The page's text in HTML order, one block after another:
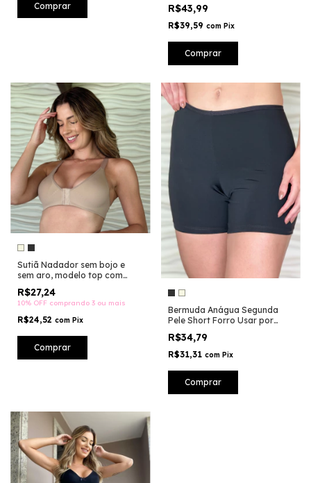
Comprar R$43,99
R$39,59 com Pix
Comprar
Sutiã Nadador sem bojo e
sem aro, modelo top com
R$27,24
10% OFF comprando 3 ou mais
R$24,52 com Pix
Comprar
Bermuda Anágua Segunda
Pele Short Forro Usar por
Baixo Sem Transparência
Modeladora Veste Plus Size-
MM131
R$34,79
R$31,31 com Pix
Comprar